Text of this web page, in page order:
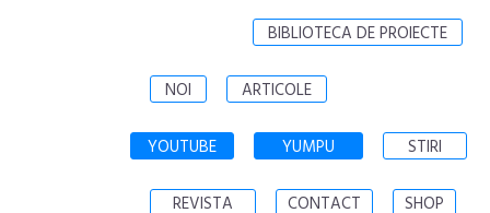
BIBLIOTECA DE PROIECTE
NOI ARTICOLE
YOUTUBE YUMPU STIRI
REVISTA CONTACT SHOP